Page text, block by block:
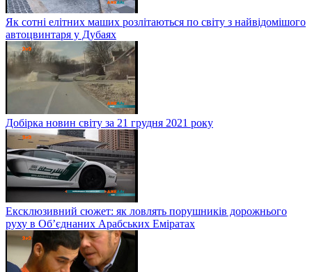
Як сотні елітних маших розлітаються по світу з найвідомішого
автоцвинтаря у Дубаях
Добірка новин світу за 21 грудня 2021 року
Ексклюзивний сюжет: як ловлять порушників дорожнього
руху в Об’єднаних Арабських Еміратах